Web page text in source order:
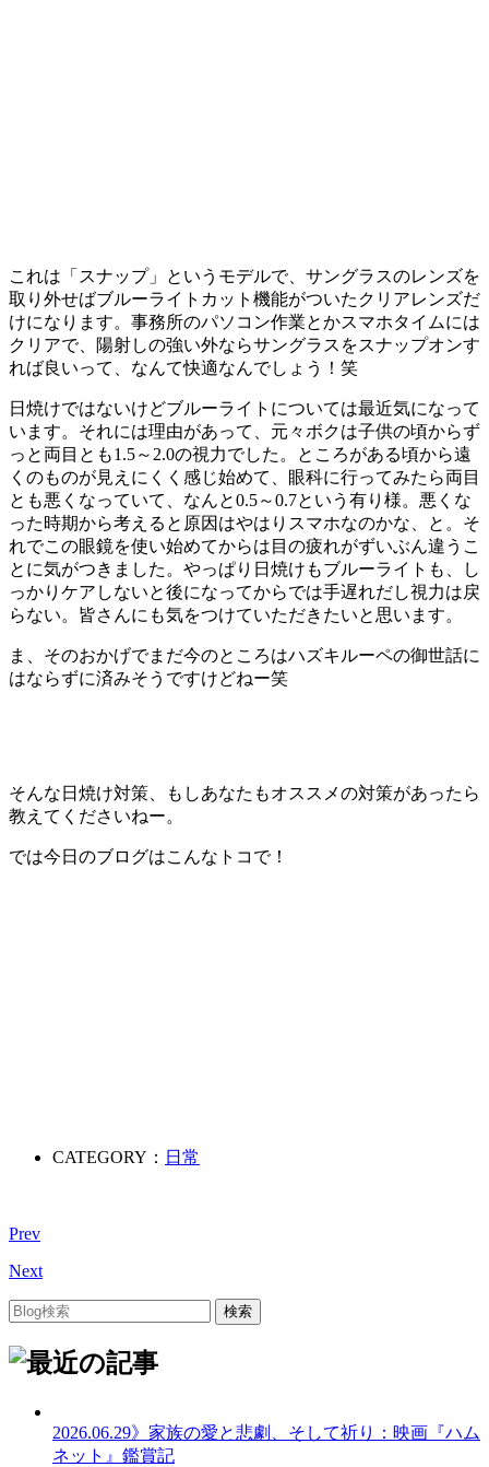
これは「スナップ」というモデルで、サングラスのレンズを
取り外せばブルーライトカット機能がついたクリアレンズだ
けになります。事務所のパソコン作業とかスマホタイムには
クリアで、陽射しの強い外ならサングラスをスナップオンす
れば良いって、なんて快適なんでしょう！笑
日焼けではないけどブルーライトについては最近気になって
います。それには理由があって、元々ボクは子供の頃からず
っと両目とも1.5～2.0の視力でした。ところがある頃から遠
くのものが見えにくく感じ始めて、眼科に行ってみたら両目
とも悪くなっていて、なんと0.5～0.7という有り様。悪くな
った時期から考えると原因はやはりスマホなのかな、と。そ
れでこの眼鏡を使い始めてからは目の疲れがずいぶん違うこ
とに気がつきました。やっぱり日焼けもブルーライトも、し
っかりケアしないと後になってからでは手遅れだし視力は戻
らない。皆さんにも気をつけていただきたいと思います。
ま、そのおかげでまだ今のところはハズキルーペの御世話に
はならずに済みそうですけどねー笑
そんな日焼け対策、もしあなたもオススメの対策があったら
教えてくださいねー。
では今日のブログはこんなトコで！
CATEGORY： 日常
Prev
Next
2026.06.29》家族の愛と悲劇、そして祈り：映画『ハム
ネット』鑑賞記